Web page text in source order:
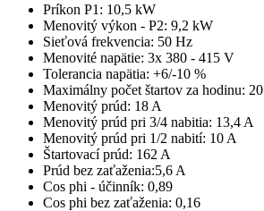
Príkon P1: 10,5 kW
Menovitý výkon - P2: 9,2 kW
Sieťová frekvencia: 50 Hz
Menovité napätie: 3x 380 - 415 V
Tolerancia napätia: +6/-10 %
Maximálny počet štartov za hodinu: 20
Menovitý prúd: 18 A
Menovitý prúd pri 3/4 nabitia: 13,4 A
Menovitý prúd pri 1/2 nabití: 10 A
Štartovací prúd: 162 A
Prúd bez zaťaženia:5,6 A
Cos phi - účinník: 0,89
Cos phi bez zaťaženia: 0,16